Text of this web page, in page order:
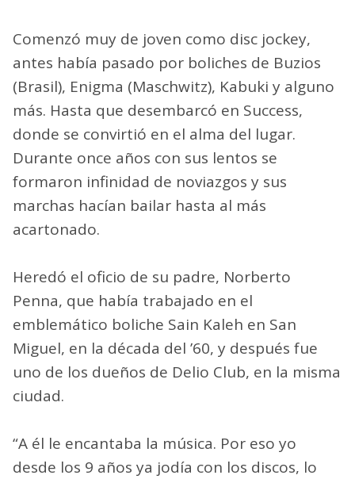
Comenzó muy de joven como disc jockey,
antes había pasado por boliches de Buzios
(Brasil), Enigma (Maschwitz), Kabuki y alguno
más. Hasta que desembarcó en Success,
donde se convirtió en el alma del lugar.
Durante once años con sus lentos se
formaron infinidad de noviazgos y sus
marchas hacían bailar hasta al más
acartonado.
Heredó el oficio de su padre, Norberto
Penna, que había trabajado en el
emblemático boliche Sain Kaleh en San
Miguel, en la década del ’60, y después fue
uno de los dueños de Delio Club, en la misma
ciudad.
“A él le encantaba la música. Por eso yo
desde los 9 años ya jodía con los discos, lo